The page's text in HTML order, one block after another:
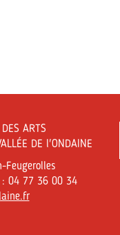
ARTS
DE l'ONDAINE
Feugerolles
: 04 77 36 00 34